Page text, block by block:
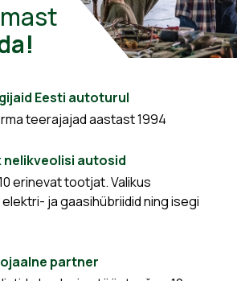
Eesti autoturul
teerajajad aastast 1994
nelikveolisi autosid
erinevat tootjat. Valikus
ja gaasihübriidid ning isegi
partner